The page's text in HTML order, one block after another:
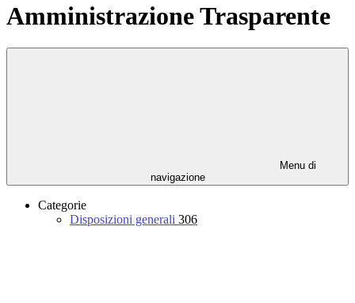
Amministrazione Trasparente
Menu di
navigazione
Categorie
Disposizioni generali 306